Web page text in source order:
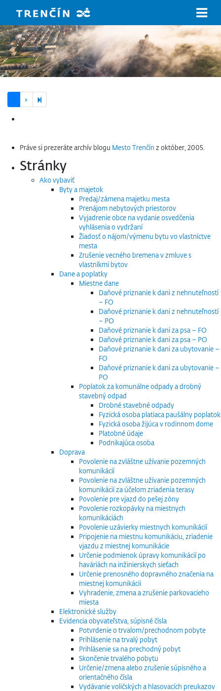
1 » Next page
2
Práve si prezeráte archív blogu Mesto Trenčín z október, 2005.
Stránky
Ako vybaviť
Byty a majetok
Predaj/zámena majetku mesta
Prenájom nebytových priestorov
Vyjadrenie obce na vydanie osvedčenia
vyhlásenia o vydržaní
Žiadosť o nájom/výmenu bytu vo vlastníctve
mesta
Zrušenie vecného bremena v zmluve s
vlastníkmi bytov
Dane a poplatky
Miestne dane
Daňové priznanie k dani z nehnuteľností
– FO
Daňové priznanie k dani z nehnuteľností
– PO
Daňové priznanie k dani za psa – FO
Daňové priznanie k dani za psa – PO
Daňové priznanie k dani za ubytovanie –
FO
Daňové priznanie k dani za ubytovanie –
PO
Poplatok za komunálne odpady a drobný
stavebný odpad
Drobné stavebné odpady
Fyzická osoba platiaca paušálny poplatok
Fyzická osoba žijúca v rodinnom dome
Platobné údaje
Podnikajúca osoba
Doprava
Povolenie na zvláštne užívanie pozemných
komunikácií
Povolenie na zvláštne užívanie pozemných
komunikácií za účelom zriadenia terasy
Povolenie pre vjazd do pešej zóny
Povolenie rozkopávky na miestnych
komunikáciách
Povolenie uzávierky miestnych komunikácií
Pripojenie na miestnu komunikáciu, zriadenie
vjazdu z miestnej komunikácie
Určenie podmienok úpravy komunikácií po
haváriách na inžinierskych sieťach
Určenie prenosného dopravného značenia na
miestnej komunikácii
Vyhradenie, zmena a zrušenie parkovacieho
miesta
Elektronické služby
Evidencia obyvateľstva, súpisné čísla
Potvrdenie o trvalom/prechodnom pobyte
Prihlásenie na trvalý pobyt
Prihlásenie sa na prechodný pobyt
Skončenie trvalého pobytu
Určenie/zmena alebo zrušenie súpisného a
orientačného čísla
Vydávanie voličských a hlasovacích preukazov